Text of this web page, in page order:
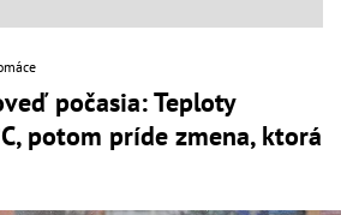
počasia: Teploty
potom príde zmena, ktorá